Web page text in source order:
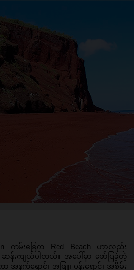
ကမ်းခြေက Red Beach ဟာလည်း
န်းကျယ်ပါတယ်။ အပေါ်မှာ ဖော်ပြခဲ့တဲ့
အနက်ရောင်၊ အဖြူ၊ ပန်းရောင်၊ အစိမ်း